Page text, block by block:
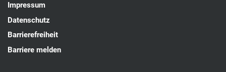
Impressum
Datenschutz
Barrierefreiheit
Barriere melden